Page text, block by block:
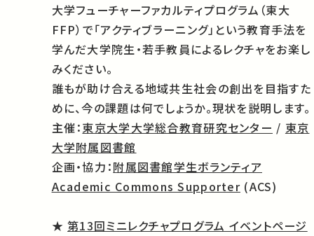
大学フューチャーファカルティプログラム（東大
FFP）で「アクティブラーニング」という教育手法を
学んだ大学院生・若手教員によるレクチャをお楽し
みください。
誰もが助け合える地域共生社会の創出を目指すた
めに、今の課題は何でしょうか。現状を説明します。
主催：東京大学大学総合教育研究センター / 東京
大学附属図書館
企画・協力：附属図書館学生ボランティア
Academic Commons Supporter(ACS)
★第13回ミニレクチャプログラム イベントページ